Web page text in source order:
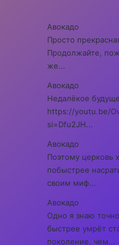
Авокадо
Просто
Продолжайте,
же...
Авокадо
Недалёкое
https://youtu.be/
si=Dfu2JH...
Авокадо
Поэтому церковь
побыстрее
своим миф...
Авокадо
Одно я знаю
быстрее умрёт
поколение, чем...